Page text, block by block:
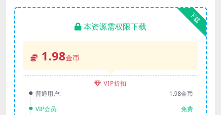
下载
本资源需权限下载
1.98金币
VIP折扣
普通用户:
1.98金币
VIP会员:
免费